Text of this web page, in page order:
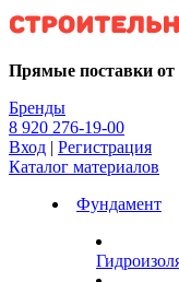
Kg
Прямые поставки от
Бренды
8 920 276-19-00
Вход | Регистрация
Каталог материалов
Фундамент